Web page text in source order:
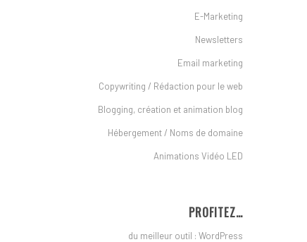
E-Marketing
Newsletters
Email marketing
Copywriting / Rédaction pour le web
Blogging, création et animation blog
Hébergement / Noms de domaine
Animations Vidéo LED
PROFITEZ…
du meilleur outil : WordPress